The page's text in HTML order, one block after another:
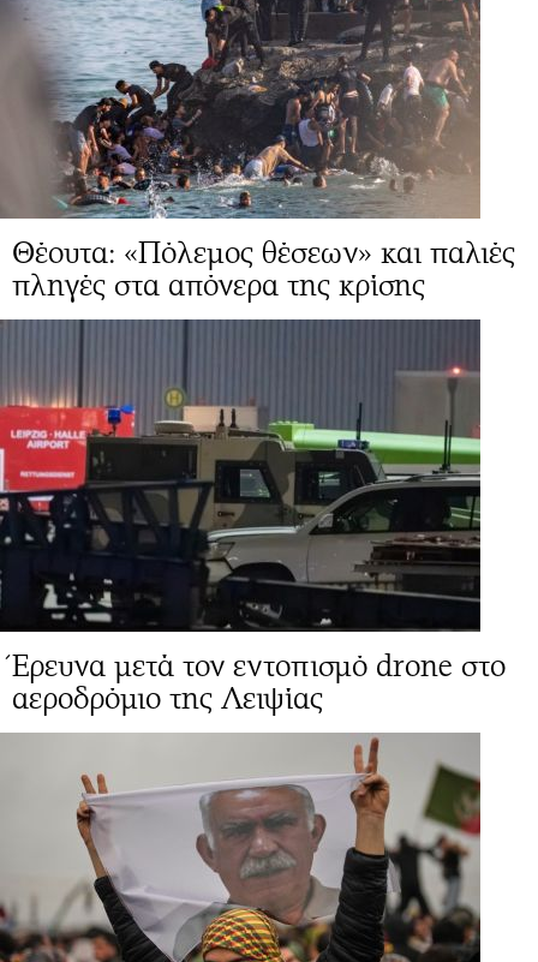
Θέουτα: «Πόλεμος θέσεων» και παλιές
πληγές στα απόνερα της κρίσης
Έρευνα μετά τον εντοπισμό drone στο
αεροδρόμιο της Λειψίας